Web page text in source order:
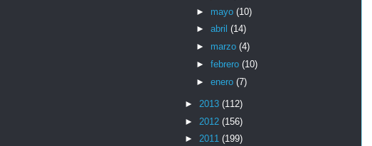
► mayo (10)
► abril (14)
► marzo (4)
► febrero (10)
► enero (7)
► 2013 (112)
► 2012 (156)
► 2011 (199)